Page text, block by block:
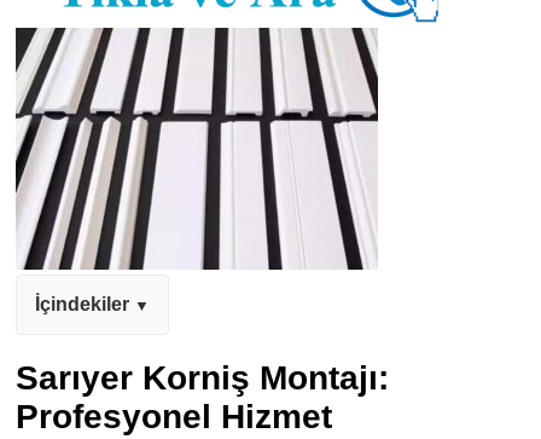
İçindekiler
Sarıyer Korniş Montajı:
Profesyonel Hizmet